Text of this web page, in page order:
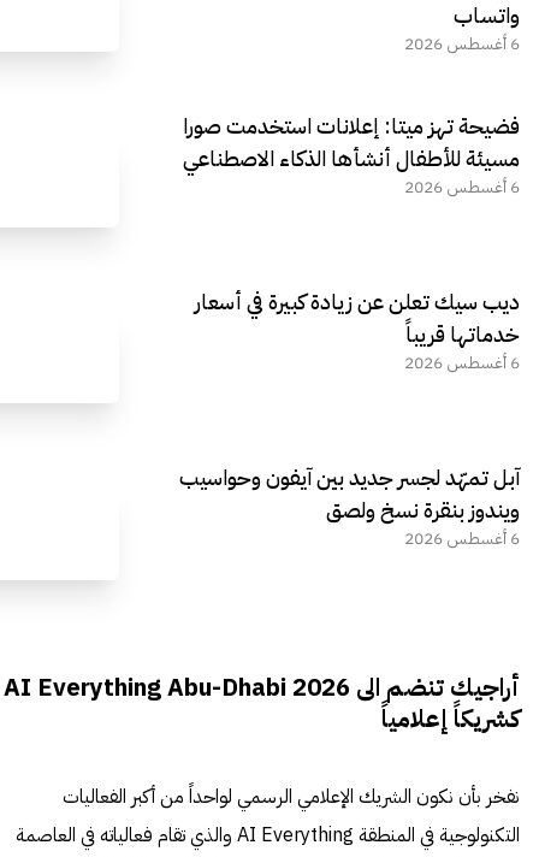
واتساب
6 أغسطس 2026
فضيحة تهز ميتا: إعلانات استخدمت صورا
مسيئة للأطفال أنشأها الذكاء الاصطناعي
6 أغسطس 2026
ديب سيك تعلن عن زيادة كبيرة في أسعار
خدماتها قريباً
6 أغسطس 2026
آبل تمهّد لجسر جديد بين آيفون وحواسيب
ويندوز بنقرة نسخ ولصق
6 أغسطس 2026
أراجيك تنضم الى AI Everything Abu-Dhabi 2026
كشريكاً إعلامياً
نفخر بأن نكون الشريك الإعلامي الرسمي لواحداً من أكبر الفعاليات
التكنولوجية في المنطقة AI Everything والذي تقام فعالياته في العاصمة